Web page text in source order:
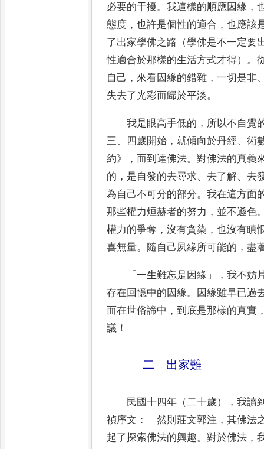
必要的干擾。我這樣的順應因緣 ，
態度 ，也許是個性的適合 ，也應該
了出家學佛之路（學佛是不一定要
性適合於那樣的生活方式才得） 。
自己 ， 來看因緣的錯雜 ，一切是非
失去了光彩而歸於平淡。
我是眼高手低的 ， 所以不自覺
三、 四歲開始 ， 就傾向於丹經、術
約》 ，而到達佛法。對佛法的真義
的 ， 是自發的去尋求、去了解、去
為自己不可分的部分。我在這方面
那些權力烜赫者的努力 ， 並不遜色
權力的爭奪 ，沒有貪染 ，也沒有瞋
喜無量。 隨自己夙緣所可能的 ，盡
「一生難忘是因緣 」，我不妨
存在回憶中的因緣。 因緣雖早已過
而在世俗諦中 ，到底是那樣的真實
議 ！
二 出家難
民國十四年（二十歲） ，我讀
禎序文 ： 「然則莊文郭注 ，其佛法
起了探索佛法的興趣。對於佛法 ，